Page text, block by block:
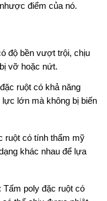
điểm của nó.
độ bền vượt trội, chịu
vỡ hoặc nứt.
ruột có khả năng
lớn mà không bị biến
ruột có tính thẩm mỹ
khác nhau để lựa
Tấm poly đặc ruột có